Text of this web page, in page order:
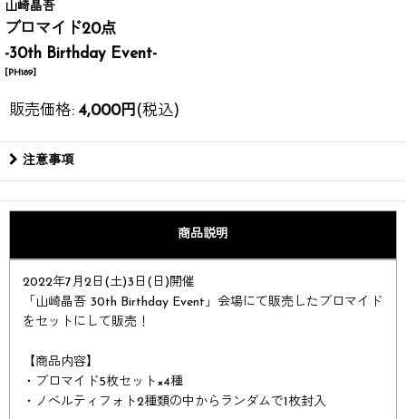
山崎晶吾
ブロマイド20点
-30th Birthday Event-
[PH189]
販売価格: 4,000円 (税込)
注意事項
商品説明
2022年7月2日(土)3日(日)開催
「山崎晶吾 30th Birthday Event」会場にて販売したブロマイド
をセットにして販売！
【商品内容】
・ブロマイド5枚セット×4種
・ノベルティフォト2種類の中からランダムで1枚封入